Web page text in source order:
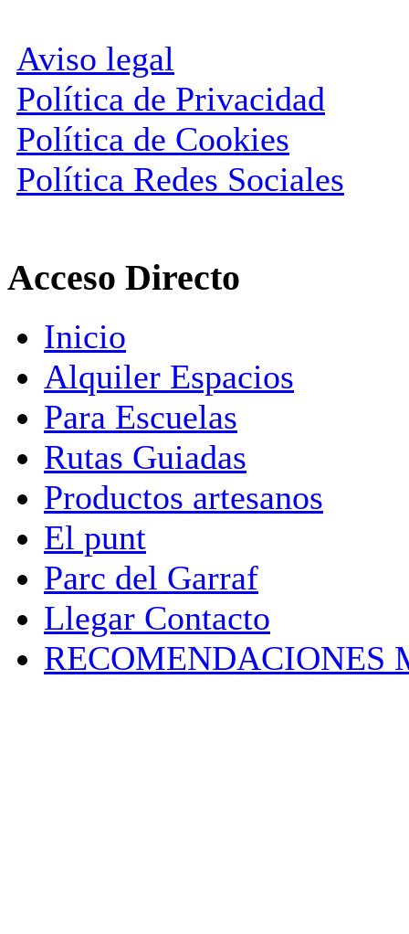
Aviso legal
Política de Privacidad
Política de Cookies
Política Redes Sociales
Acceso Directo
Inicio
Alquiler Espacios
Para Escuelas
Rutas Guiadas
Productos artesanos
El punt
Parc del Garraf
Llegar Contacto
RECOMENDACIONES